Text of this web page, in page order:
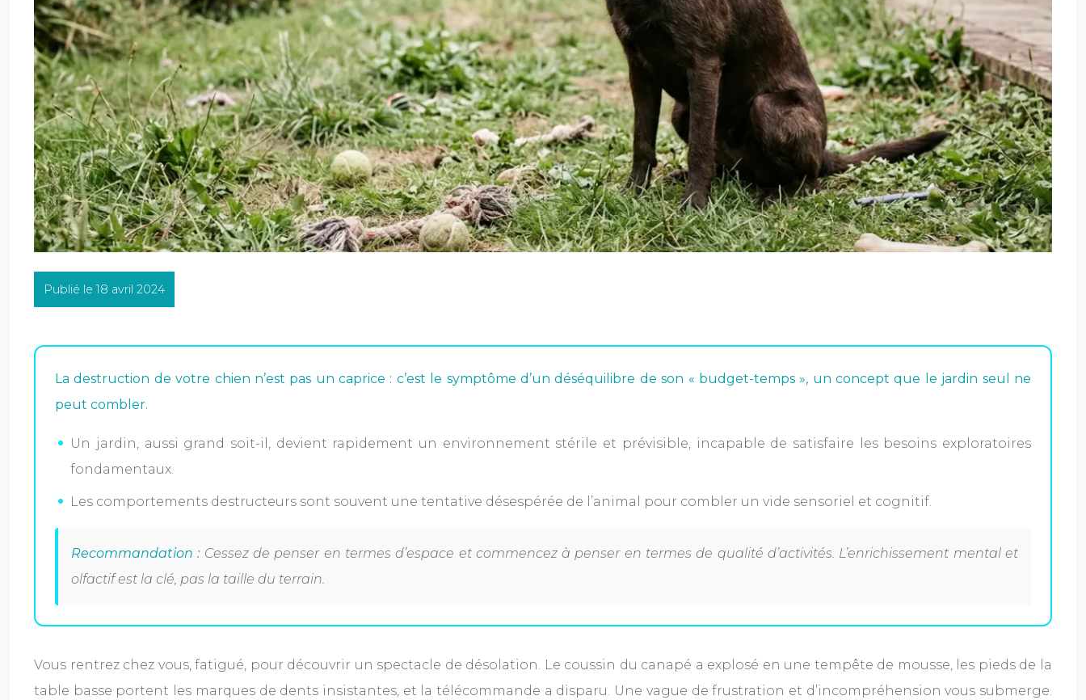
Publié le 18 avril 2024
La destruction de votre chien n’est pas un caprice : c’est le symptôme d’un déséquilibre de son « budget-temps », un concept que le jardin seul ne
peut combler.
Un jardin, aussi grand soit-il, devient rapidement un environnement stérile et prévisible, incapable de satisfaire les besoins exploratoires
fondamentaux.
Les comportements destructeurs sont souvent une tentative désespérée de l’animal pour combler un vide sensoriel et cognitif.
Recommandation :Cessez de penser en termes d’espace et commencez à penser en termes de qualité d’activités. L’enrichissement mental et
olfactif est la clé, pas la taille du terrain.
Vous rentrez chez vous, fatigué, pour découvrir un spectacle de désolation. Le coussin du canapé a explosé en une tempête de mousse, les pieds de la
table basse portent les marques de dents insistantes, et la télécommande a disparu. Une vague de frustration et d’incompréhension vous submerge.